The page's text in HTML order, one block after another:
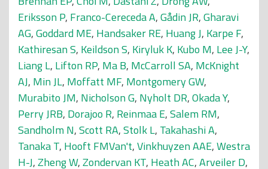
Eriksson P, Franco-Cereceda A,Gådin JR,Gharavi
AG,Goddard ME, Handsaker RE, Huang J, Karpe F,
Kathiresan S, Keildson S, Kiryluk K, Kubo M, Lee J-Y,
Liang L, Lifton RP, Ma B, McCarroll SA, McKnight
AJ, Min JL, Moffatt MF, Montgomery GW,
Murabito JM, Nicholson G, Nyholt DR,Okada Y,
Perry JRB, Dorajoo R, Reinmaa E,Salem RM,
Sandholm N,Scott RA,Stolk L, Takahashi A,
Tanaka T, Hooft FMVan't,Vinkhuyzen AAE,Westra
H-J,Zheng W,Zondervan KT, Heath AC,Arveiler D,